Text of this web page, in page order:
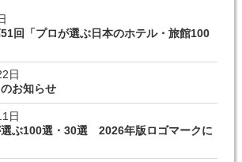
51回「プロが選ぶ日本のホテル・旅館100
日
お知らせ
日
選ぶ100選・30選 2026年版ロゴマークに